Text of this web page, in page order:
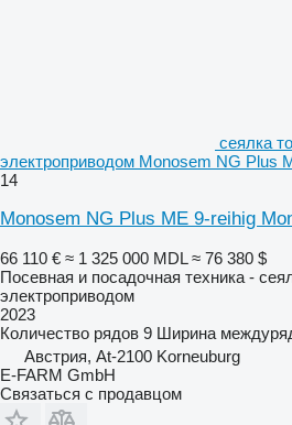
сеялка
электроприводом Monosem NG Plus
14
Monosem NG Plus ME 9-reihig
66 110 € ≈ 1 325 000 MDL ≈ 76 380 $
Посевная и посадочная техника -
электроприводом
2023
Количество рядов 9 Ширина
Австрия, At-2100 Korneuburg
E-FARM GmbH
Связаться с продавцом